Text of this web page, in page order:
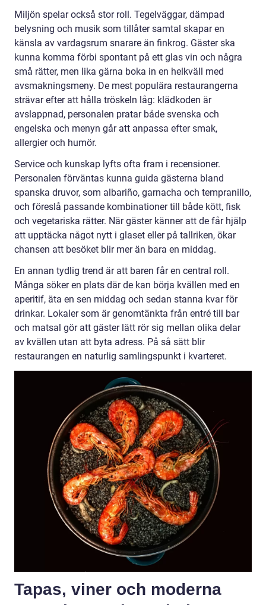
Miljön spelar också stor roll. Tegelväggar, dämpad
belysning och musik som tillåter samtal skapar en
känsla av vardagsrum snarare än finkrog. Gäster ska
kunna komma förbi spontant på ett glas vin och några
små rätter, men lika gärna boka in en helkväll med
avsmakningsmeny. De mest populära restaurangerna
strävar efter att hålla tröskeln låg: klädkoden är
avslappnad, personalen pratar både svenska och
engelska och menyn går att anpassa efter smak,
allergier och humör.
Service och kunskap lyfts ofta fram i recensioner.
Personalen förväntas kunna guida gästerna bland
spanska druvor, som albariño, garnacha och tempranillo,
och föreslå passande kombinationer till både kött, fisk
och vegetariska rätter. När gäster känner att de får hjälp
att upptäcka något nytt i glaset eller på tallriken, ökar
chansen att besöket blir mer än bara en middag.
En annan tydlig trend är att baren får en central roll.
Många söker en plats där de kan börja kvällen med en
aperitif, äta en sen middag och sedan stanna kvar för
drinkar. Lokaler som är genomtänkta från entré till bar
och matsal gör att gäster lätt rör sig mellan olika delar
av kvällen utan att byta adress. På så sätt blir
restaurangen en naturlig samlingspunkt i kvarteret.
Tapas, viner och moderna